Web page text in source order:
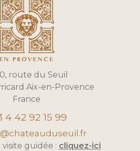
route du Seuil
Aix-en-Provence
France
4 42 92 15 99
guidée : cliquez-ici